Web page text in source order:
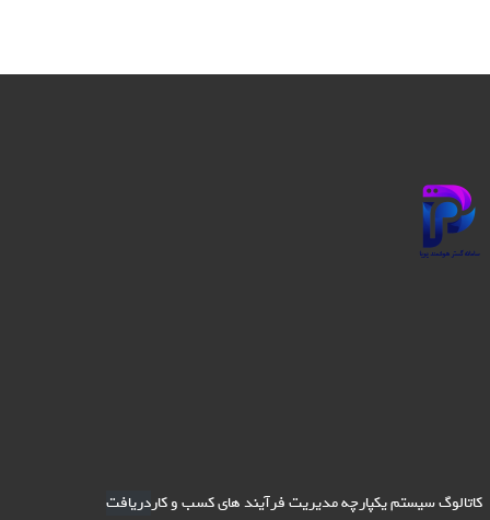
کاتالوگ سیستم یکپارچه مدیریت فرآیند های کسب و کاردریافت